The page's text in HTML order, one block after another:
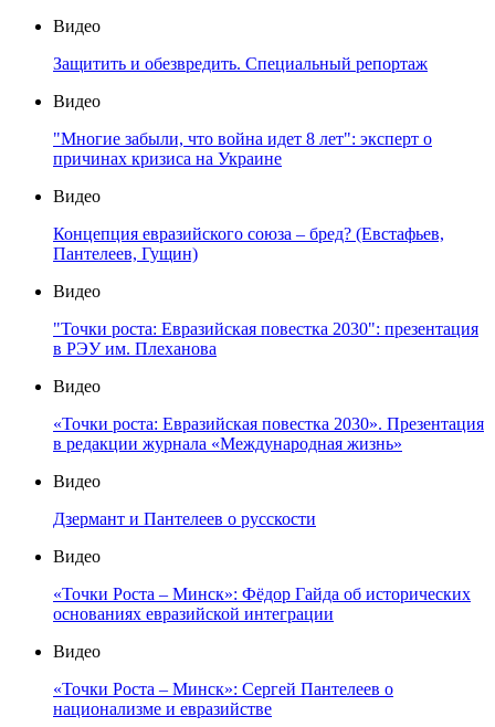
Видео
Защитить и обезвредить. Специальный репортаж
Видео
"Многие забыли, что война идет 8 лет": эксперт о
причинах кризиса на Украине
Видео
Концепция евразийского союза – бред? (Евстафьев,
Пантелеев, Гущин)
Видео
"Точки роста: Евразийская повестка 2030": презентация
в РЭУ им. Плеханова
Видео
«Точки роста: Евразийская повестка 2030». Презентация
в редакции журнала «Международная жизнь»
Видео
Дзермант и Пантелеев о русскости
Видео
«Точки Роста – Минск»: Фёдор Гайда об исторических
основаниях евразийской интеграции
Видео
«Точки Роста – Минск»: Сергей Пантелеев о
национализме и евразийстве